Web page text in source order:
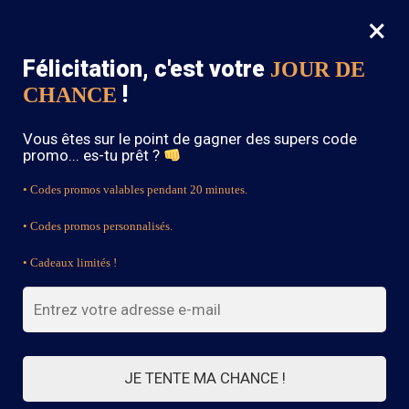
0
SOLDES : -15% sur toute la boutique avec le code « BOHEME15 »
yellow boho skirt
FILTRES
5 résultats affichés
×
Félicitation, c'est votre JOUR DE
CHANCE !
Vous êtes sur le point de gagner des supers code
promo... es-tu prêt ?
• Codes promos valables pendant 20 minutes.
• Codes promos personnalisés.
• Cadeaux limités !
JE TENTE MA CHANCE !